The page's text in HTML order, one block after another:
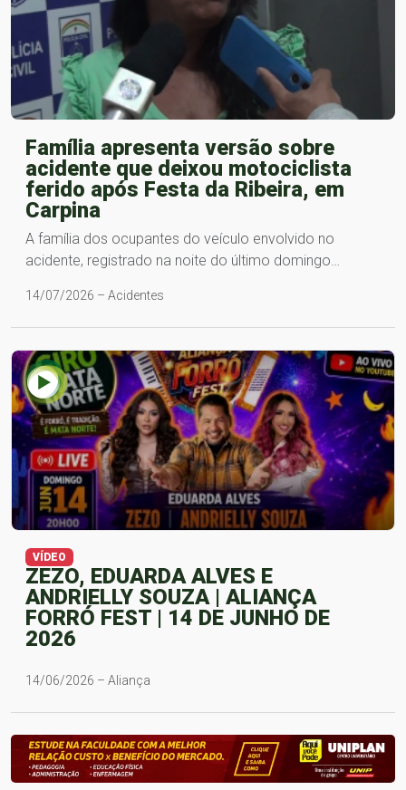
Família apresenta versão sobre
acidente que deixou motociclista
ferido após Festa da Ribeira, em
Carpina
A família dos ocupantes do veículo envolvido no
acidente, registrado na noite do último domingo…
14/07/2026 – Acidentes
VÍDEO
ZEZO, EDUARDA ALVES E
ANDRIELLY SOUZA | ALIANÇA
FORRÓ FEST | 14 DE JUNHO DE
2026
14/06/2026 – Aliança